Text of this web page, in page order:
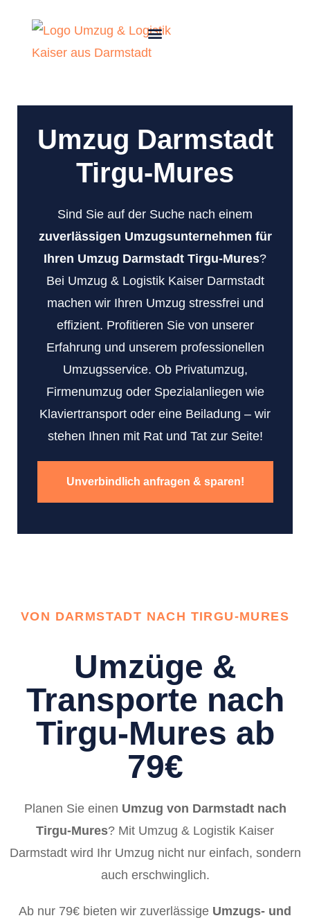
Umzug Darmstadt
Tirgu-Mures
Sind Sie auf der Suche nach einem
zuverlässigen Umzugsunternehmen für
Ihren Umzug Darmstadt Tirgu-Mures?
Bei Umzug & Logistik Kaiser Darmstadt
machen wir Ihren Umzug stressfrei und
effizient. Profitieren Sie von unserer
Erfahrung und unserem professionellen
Umzugsservice. Ob Privatumzug,
Firmenumzug oder Spezialanliegen wie
Klaviertransport oder eine Beiladung – wir
stehen Ihnen mit Rat und Tat zur Seite!
Unverbindlich anfragen & sparen!
VON DARMSTADT NACH TIRGU-MURES
Umzüge &
Transporte nach
Tirgu-Mures ab
79€
Planen Sie einen Umzug von Darmstadt nach
Tirgu-Mures? Mit Umzug & Logistik Kaiser
Darmstadt wird Ihr Umzug nicht nur einfach, sondern
auch erschwinglich.
Ab nur 79€ bieten wir zuverlässige Umzugs- und